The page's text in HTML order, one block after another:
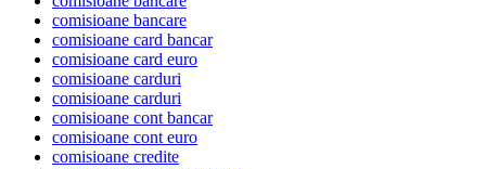
comisioane bancare
comisioane card bancar
comisioane card euro
comisioane carduri
comisioane carduri
comisioane cont bancar
comisioane cont euro
comisioane credite